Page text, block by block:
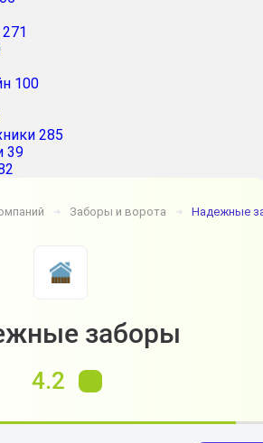
271
100
285
39
➔ Заборы и ворота ➔ Надежные
заборы
4.2